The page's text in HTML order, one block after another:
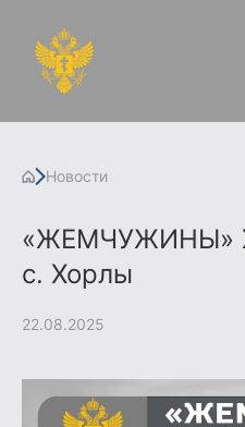
Новости
«ЖЕМЧУЖИНЫ»
с. Хорлы
22.08.2025